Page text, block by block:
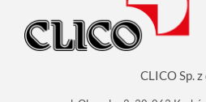
CLICO Sp. z